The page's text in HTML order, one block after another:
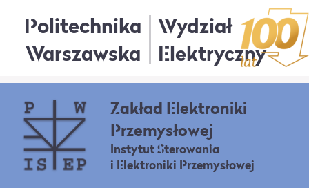
Politechnika
Warszawska
Wydział
Elektryczny
Zakład Elektroniki
Przemysłowej
Instytut Sterowania
i Elektroniki Przemysłowej